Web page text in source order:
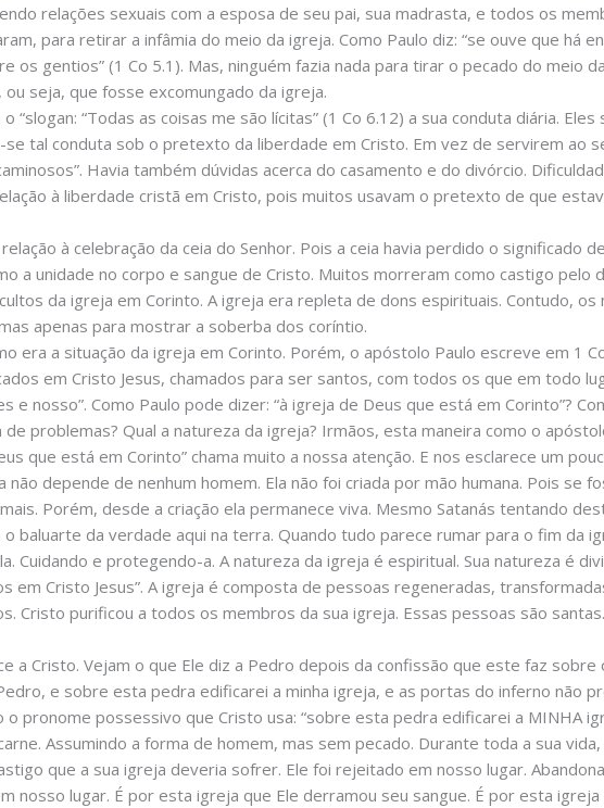
relações sexuais com a esposa de seu pai, sua madrasta, e todos os
para retirar a infâmia do meio da igreja. Como Paulo diz: “se ouve que há
os gentios” (1 Co 5.1). Mas, ninguém fazia nada para tirar o pecado do meio
seja, que fosse excomungado da igreja.
“slogan: “Todas as coisas me são lícitas” (1 Co 6.12) a sua conduta diária.
tal conduta sob o pretexto da liberdade em Cristo. Em vez de servirem ao
Havia também dúvidas acerca do casamento e do divórcio.
à liberdade cristã em Cristo, pois muitos usavam o pretexto de que
à celebração da ceia do Senhor. Pois a ceia havia perdido o significado
a unidade no corpo e sangue de Cristo. Muitos morreram como castigo pelo
da igreja em Corinto. A igreja era repleta de dons espirituais. Contudo,
apenas para mostrar a soberba dos coríntio.
era a situação da igreja em Corinto. Porém, o apóstolo Paulo escreve em 1
em Cristo Jesus, chamados para ser santos, com todos os que em todo
e nosso”. Como Paulo pode dizer: “à igreja de Deus que está em Corinto”?
problemas? Qual a natureza da igreja? Irmãos, esta maneira como o
que está em Corinto” chama muito a nossa atenção. E nos esclarece um
não depende de nenhum homem. Ela não foi criada por mão humana. Pois se
Porém, desde a criação ela permanece viva. Mesmo Satanás tentando
baluarte da verdade aqui na terra. Quando tudo parece rumar para o fim da
Cuidando e protegendo-a. A natureza da igreja é espiritual. Sua natureza é
em Cristo Jesus”. A igreja é composta de pessoas regeneradas,
Cristo purificou a todos os membros da sua igreja. Essas pessoas são
a Cristo. Vejam o que Ele diz a Pedro depois da confissão que este faz sobre
e sobre esta pedra edificarei a minha igreja, e as portas do inferno não
pronome possessivo que Cristo usa: “sobre esta pedra edificarei a MINHA
Assumindo a forma de homem, mas sem pecado. Durante toda a sua
que a sua igreja deveria sofrer. Ele foi rejeitado em nosso lugar.
nosso lugar. É por esta igreja que Ele derramou seu sangue. É por esta igreja